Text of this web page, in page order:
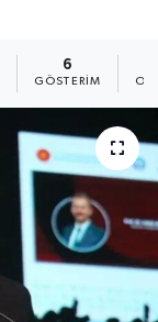
6
GÖSTERIM